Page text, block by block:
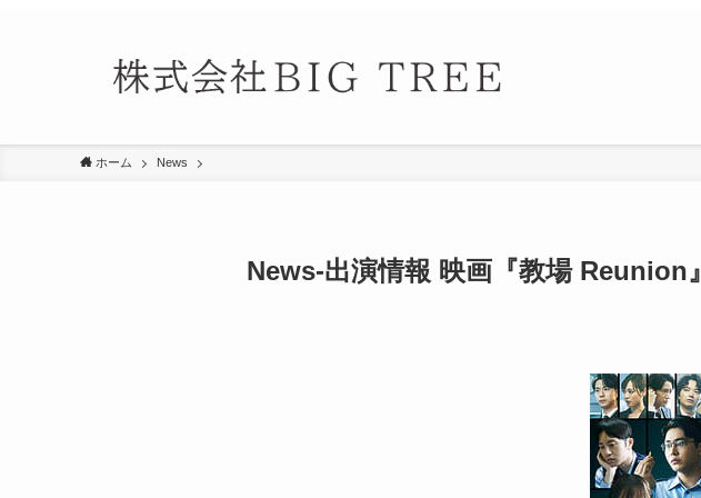
ホーム News
News-出演情報 映画『教場 Reunion』